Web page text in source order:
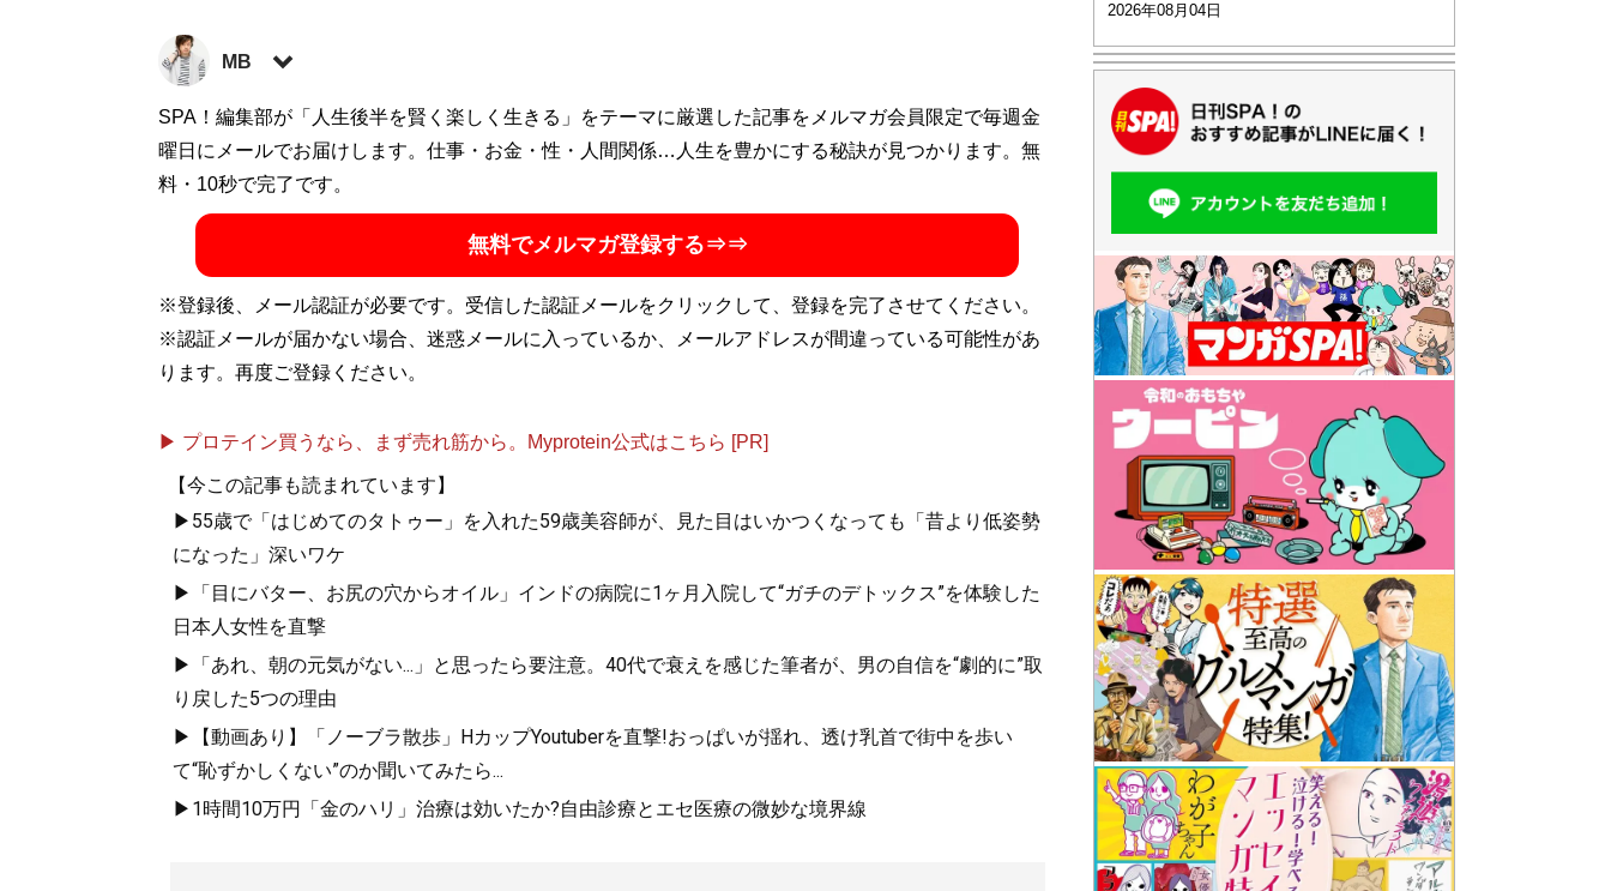
MB
ファッションバイヤー。最新刊『 ロードマップ 』のほか、『MBの偏愛ブランド図鑑』『最速でおしゃれ
に見せる方法 <実践編> 』『最速でおしゃれに見せる方法』『幸服論――人生は服で簡単に変えられる』
など関連書籍が累計200万部を突破。ブログ「
」、ユーチューブ「MBチャンネル」も話題に。年間の被服費は1000万円超！ （Xアカウン
『ロードマップ』
その秘密はロードマップにあった
『MBの偏愛ブランド図鑑』
今着るべきブランド60の歴史や特色を、自身が愛用する品とともに徹底紹介
SPA！編集部が「人生後半を賢く楽しく生きる」をテーマに厳選した記事をメルマガ会員限定で毎週金
曜日にメールでお届けします。仕事・お金・性・人間関係…人生を豊かにする秘訣が見つかります。無
料・10秒で完了です。
無料でメルマガ登録する⇒⇒
※登録後、メール認証が必要です。受信した認証メールをクリックして、登録を完了させてください。
※認証メールが届かない場合、迷惑メールに入っているか、メールアドレスが間違っている可能性があ
ります。再度ご登録ください。
▶ プロテイン買うなら、まず売れ筋から。Myprotein公式はこちら [PR]
【今この記事も読まれています】
▶55歳で「はじめてのタトゥー」を入れた59歳美容師が、見た目はいかつくなっても「昔より低姿勢
になった」深いワケ
▶「目にバター、お尻の穴からオイル」インドの病院に1ヶ月入院して“ガチのデトックス”を体験した
日本人女性を直撃
▶「あれ、朝の元気がない...」と思ったら要注意。40代で衰えを感じた筆者が、男の自信を“劇的に”取
り戻した5つの理由
▶【動画あり】「ノーブラ散歩」HカップYoutuberを直撃!おっぱいが揺れ、透け乳首で街中を歩い
て“恥ずかしくない”のか聞いてみたら...
▶1時間10万円「金のハリ」治療は効いたか?自由診療とエセ医療の微妙な境界線
2026年08月04日